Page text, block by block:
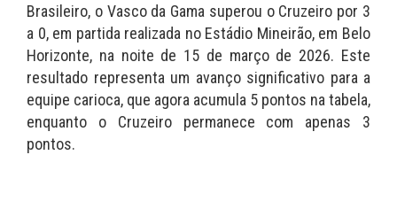
Brasileiro, o Vasco da Gama superou o Cruzeiro por 3
a 0, em partida realizada no Estádio Mineirão, em Belo
Horizonte, na noite de 15 de março de 2026. Este
resultado representa um avanço significativo para a
equipe carioca, que agora acumula 5 pontos na tabela,
enquanto o Cruzeiro permanece com apenas 3
pontos.